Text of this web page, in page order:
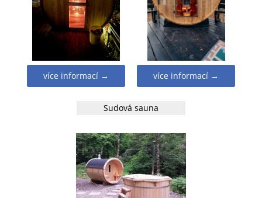
více informací → více informací →
Sudová sauna